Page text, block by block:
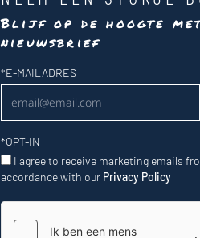
Blijf op de hoogte
nieuwsbrief
Nieuwsbrief
*E-MAILADRES
*OPT-IN
I agree to receive marketing emails
accordance with our Privacy Policy